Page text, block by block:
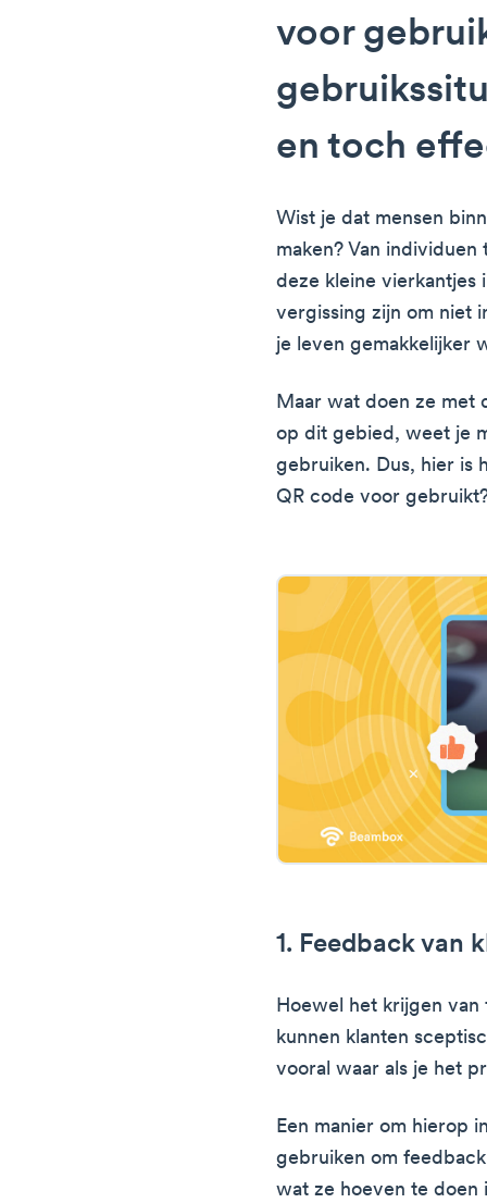
voor
en toch
Wist je dat mensen
maken? Van
deze kleine vierkantjes
vergissing zijn om niet
je leven gemakkelijker
Maar wat doen ze met
op dit gebied, weet je
gebruiken. Dus, hier is
QR code voor
1. Feedback van
Hoewel het krijgen van
kunnen klanten
vooral waar als je het
Een manier om hierop
gebruiken om
wat ze hoeven te doen